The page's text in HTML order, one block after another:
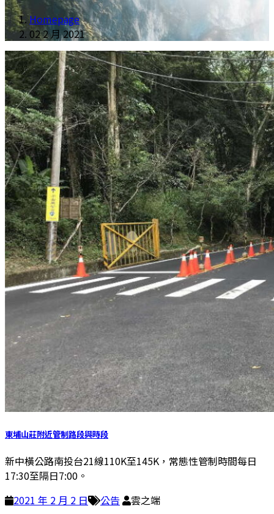
Homepage
02 2 月 2021
東埔山莊附近管制路段與時段
新中橫公路南投台21線110K至145K，常態性管制時間每日
17:30至隔日7:00。
2021 年 2 月 2 日
公告 雲之端